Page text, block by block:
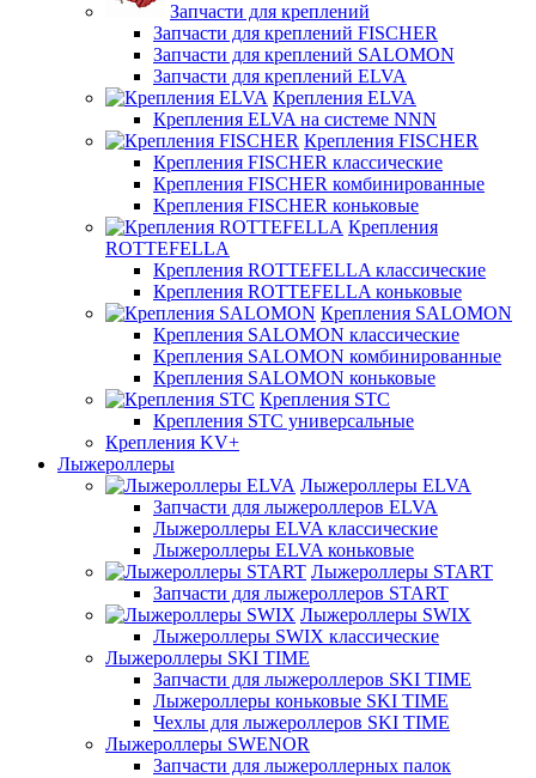
Запчасти для креплений
Запчасти для креплений FISCHER
Запчасти для креплений SALOMON
Запчасти для креплений ELVA
Крепления ELVA
Крепления ELVA на системе NNN
Крепления FISCHER
Крепления FISCHER классические
Крепления FISCHER комбинированные
Крепления FISCHER коньковые
Крепления
ROTTEFELLA
Крепления ROTTEFELLA классические
Крепления ROTTEFELLA коньковые
Крепления SALOMON
Крепления SALOMON классические
Крепления SALOMON комбинированные
Крепления SALOMON коньковые
Крепления STC
Крепления STC универсальные
Крепления KV+
Лыжероллеры
Лыжероллеры ELVA
Запчасти для лыжероллеров ELVA
Лыжероллеры ELVA классические
Лыжероллеры ELVA коньковые
Лыжероллеры START
Запчасти для лыжероллеров START
Лыжероллеры SWIX
Лыжероллеры SWIX классические
Лыжероллеры SKI TIME
Запчасти для лыжероллеров SKI TIME
Лыжероллеры коньковые SKI TIME
Чехлы для лыжероллеров SKI TIME
Лыжероллеры SWENOR
Запчасти для лыжероллерных палок